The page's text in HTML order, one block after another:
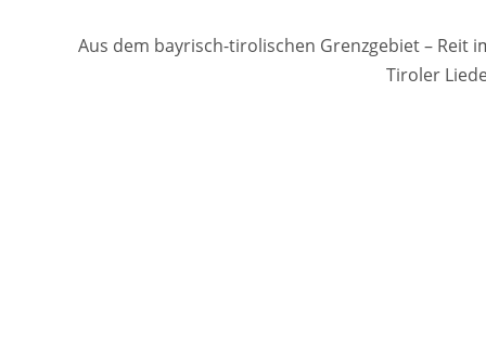
Aus dem bayrisch-tirolischen Grenzgebiet – Reit
Tiroler